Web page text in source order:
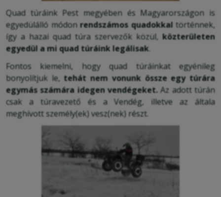
Quad túráink Pest megyében és Magyarországon is
egyedülálló módon rendszámos quadokkal történnek,
így a hazai quad túra szervezők közül, közterületen
egyedül a mi quad túráink legálisak.
Fontos kiemelni, hogy quad túráinkat egyénileg
bonyolítjuk le, tehát nem vonunk össze egy túrára
egymás számára idegen vendégeket. Az adott túrán
csak a túravezető és a Vendég, illetve az általa
meghívott személy(ek) vesz(nek) részt.